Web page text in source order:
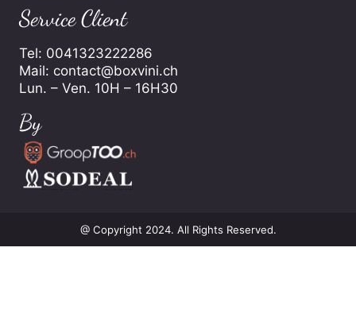
Service Client
Tel: 0041323222286
Mail: contact@boxvini.ch
Lun. – Ven. 10H – 16H30
By
@ Copyright 2024. All Rights Reserved.